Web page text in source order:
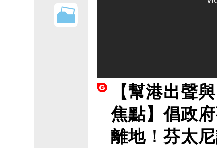
【幫港出聲
焦點】倡政
離地！芬太